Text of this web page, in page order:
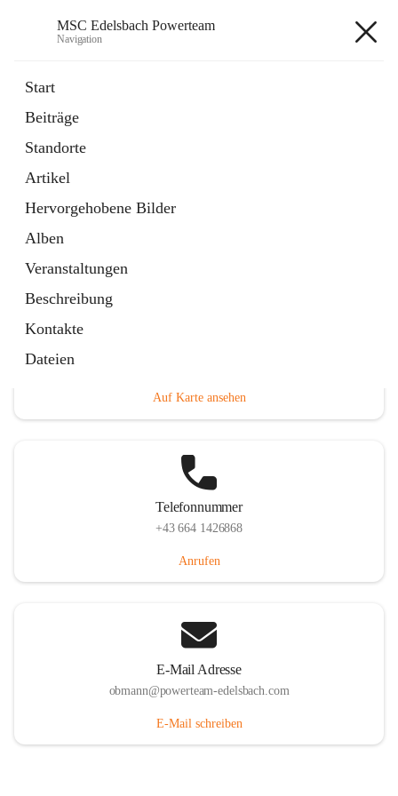
MSC Edelsbach Powerteam
Navigation
Start
Beiträge
Standorte
Artikel
Hervorgehobene Bilder
Alben
Veranstaltungen
Beschreibung
Kontakte
Dateien
Datei
in
Tab
Unsere Modellautobahn LIVE
Artikel
öffnet
in
neuem
Tab
Edelsbach 75a, 8332 Edelsbach bei Feldbach, AUT
Auf Karte ansehen
Telefonnummer
+43 664 1426868
Anrufen
E-Mail Adresse
obmann@powerteam-edelsbach.com
E-Mail schreiben